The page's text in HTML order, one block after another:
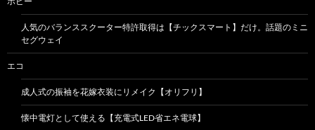
人気のバランススクーター特許取得は【チックスマート】だけ。話題のミニ
セグウェイ
エコ
成人式の振袖を花嫁衣装にリメイク【オリフリ】
懐中電灯として使える【充電式LED省エネ電球】